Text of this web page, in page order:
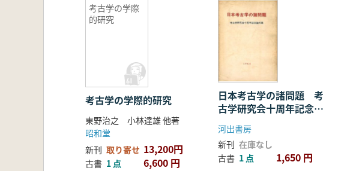
考古学の学際
的研究
考古学の学際的研究
東野治之 小林達雄 他著
昭和堂
新刊 取り寄せ 13,200円
古書 1 点 6,600 円
日本考古学の諸問題 考
古学研究会十周年記念論
文集
河出書房
新刊 在庫なし
古書 1 点 1,650 円